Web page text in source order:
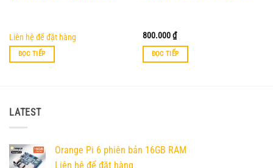
Liên hệ để đặt hàng
ĐỌC TIẾP
800.000₫
ĐỌC TIẾP
LATEST
Orange Pi 6 phiên bản 16GB RAM
Liên hệ để đặt hàng